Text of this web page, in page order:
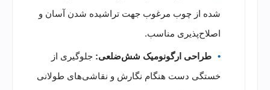
شده از چوب مرغوب جهت تراشیده شدن آسان و
اصلاح‌پذیری مناسب.
طراحی ارگونومیک شش‌ضلعی: جلوگیری از
خستگی دست هنگام نگارش و نقاشی‌های طولانی